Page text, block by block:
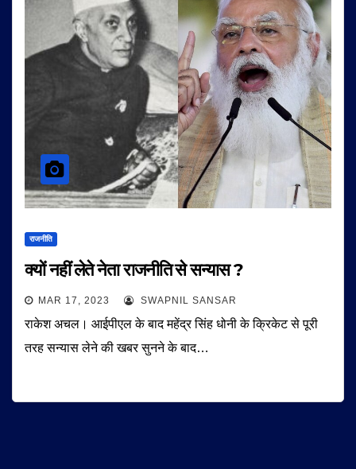
राजनीति
क्यों नहीं लेते नेता राजनीति से सन्यास ?
MAR 17, 2023 SWAPNIL SANSAR
राकेश अचल। आईपीएल के बाद महेंद्र सिंह धोनी के क्रिकेट से पूरी
तरह सन्यास लेने की खबर सुनने के बाद…